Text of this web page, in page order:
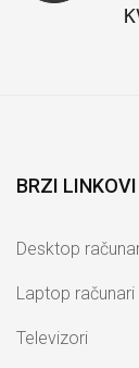
BRZI LINKOVI
Desktop
Laptop računari
Televizori